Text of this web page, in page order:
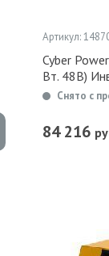
Артикул:
Cyber
Вт. 48В)
Снято с
84 216